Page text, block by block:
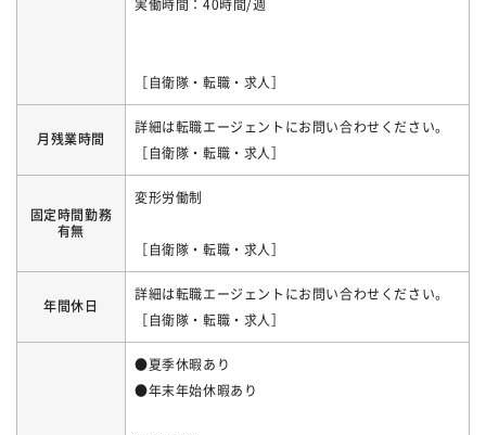
実働時間：40時間/週
［自衛隊・転職・求人］
月残業時間
詳細は転職エージェントにお問い合わせください。
［自衛隊・転職・求人］
固定時間勤務
有無
変形労働制
［自衛隊・転職・求人］
年間休日
詳細は転職エージェントにお問い合わせください。
［自衛隊・転職・求人］
●夏季休暇あり
●年末年始休暇あり